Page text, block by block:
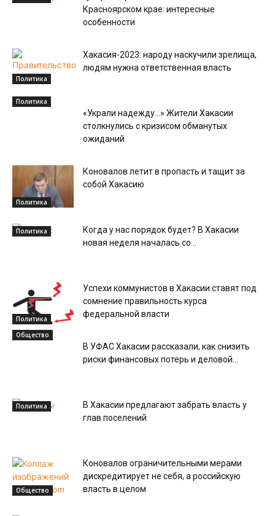
Красноярском крае: интересные
особенности
Политика
Хакасия-2023: народу наскучили зрелища,
людям нужна ответственная власть
Политика
«Украли надежду…» Жители Хакасии
столкнулись с кризисом обманутых
ожиданий
Политика
Коновалов летит в пропасть и тащит за
собой Хакасию
Политика
Когда у нас порядок будет? В Хакасии
новая неделя началась со...
Политика
Успехи коммунистов в Хакасии ставят под
сомнение правильность курса
федеральной власти
Общество
В УФАС Хакасии рассказали, как снизить
риски финансовых потерь и деловой...
Политика
В Хакасии предлагают забрать власть у
глав поселений
Общество
Коновалов ограничительными мерами
дискредитирует не себя, а российскую
власть в целом